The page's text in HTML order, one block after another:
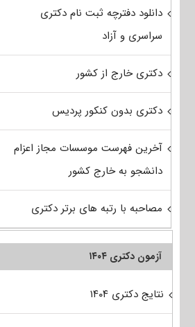
دانلود دفترچه ثبت نام دکتری
سراسری و آزاد
دکتری خارج از کشور
دکتری بدون کنکور پردیس
آخرین فهرست موسسات مجاز اعزام
دانشجو به خارج کشور
مصاحبه با رتبه های برتر دکتری
آزمون دکتری ۱۴۰۴
نتایج دکتری ۱۴۰۴